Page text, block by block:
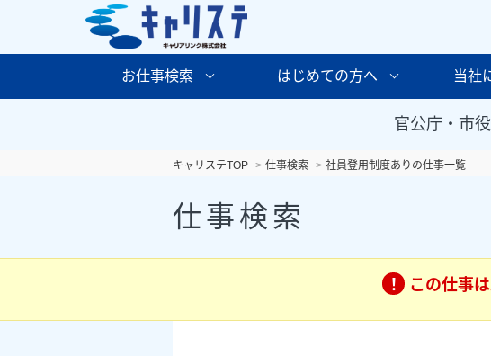
お仕事検索 はじめての方へ 当社
官公庁・市
キャリステTOP 仕事検索 社員登用制度ありの仕事一覧
仕事検索
この仕事